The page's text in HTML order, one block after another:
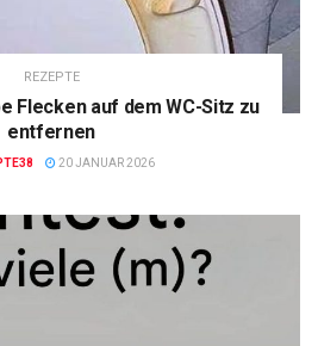
REZEPTE
Flecken auf dem WC-Sitz zu
entfernen
20 JANUAR 2026